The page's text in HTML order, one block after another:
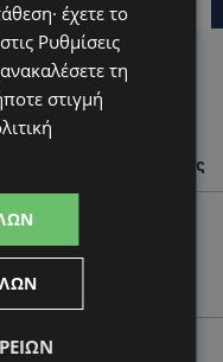
οδοφράγματα
θα γίνουν οι δράσεις
ταχύτητα σε
έχετε το
Ρυθμίσεις
τη
στιγμή